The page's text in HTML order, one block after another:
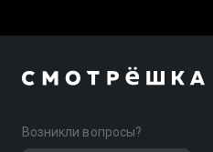
Возникли вопросы?